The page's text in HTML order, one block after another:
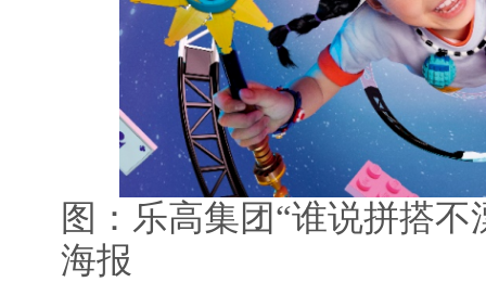
图：乐高集团“谁说拼搭
海报